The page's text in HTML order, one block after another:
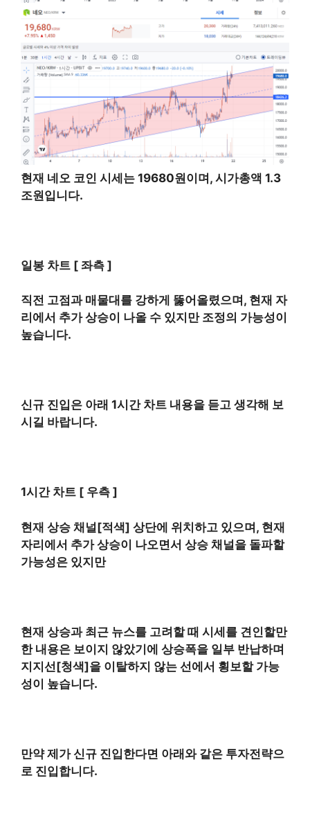
현재 네오 코인 시세는 19680원이며, 시가총액 1.3
조원입니다.
일봉 차트 [ 좌측 ]
직전 고점과 매물대를 강하게 뚫어올렸으며, 현재 자
리에서 추가 상승이 나올 수 있지만 조정의 가능성이
높습니다.
신규 진입은 아래 1시간 차트 내용을 듣고 생각해 보
시길 바랍니다.
1시간 차트 [ 우측 ]
현재 상승 채널[적색] 상단에 위치하고 있으며, 현재
자리에서 추가 상승이 나오면서 상승 채널을 돌파할
가능성은 있지만
현재 상승과 최근 뉴스를 고려할 때 시세를 견인할만
한 내용은 보이지 않았기에 상승폭을 일부 반납하며
지지선[청색]을 이탈하지 않는 선에서 횡보할 가능
성이 높습니다.
만약 제가 신규 진입한다면 아래와 같은 투자전략으
로 진입합니다.